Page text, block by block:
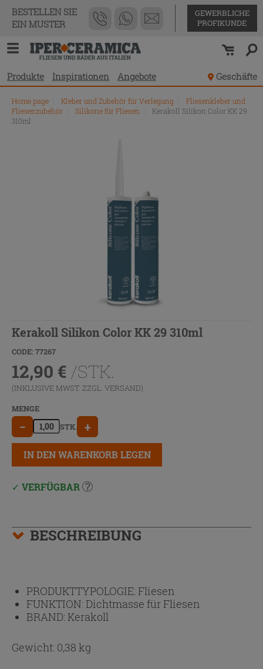
BESTELLEN SIE
EIN MUSTER
GEWERBLICHE
PROFIKUNDE
Produkte Inspirationen Angebote Geschäfte
Home page Kleber und Zubehör für Verlegung
Fliesenkleber und
Fliesenzubehör
Silikone für Fliesen
Kerakoll Silikon Color KK 29
310ml
Kerakoll Silikon Color KK 29 310ml
CODE: 77267
12,90 € /STK.
(INKLUSIVE MWST. ZZGL. VERSAND)
MENGE
− STK. +
IN DEN WARENKORB LEGEN
VERFÜGBAR
BESCHREIBUNG
PRODUKTTYPOLOGIE:Fliesen
FUNKTION:Dichtmasse für Fliesen
BRAND:Kerakoll
Gewicht: 0,38 kg